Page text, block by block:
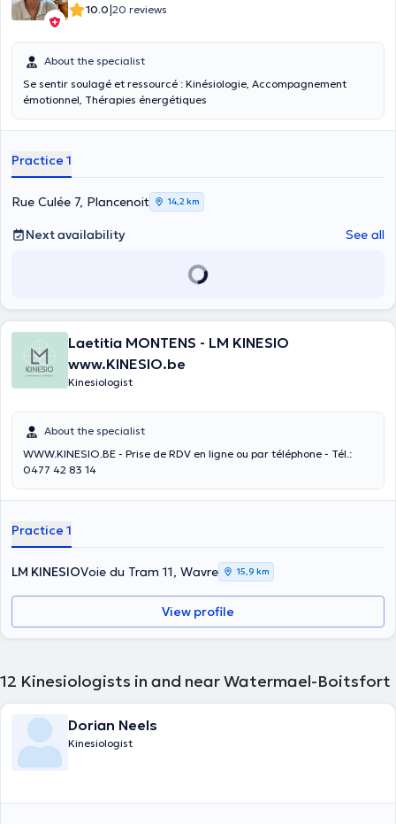
10.0|20 reviews
About the specialist
Se sentir soulagé et ressourcé : Kinésiologie, Accompagnement
émotionnel, Thérapies énergétiques
Practice 1
Rue Culée 7, Plancenoit 14,2 km
Next availability See all
Laetitia MONTENS - LM KINESIO
www.KINESIO.be
Kinesiologist
About the specialist
WWW.KINESIO.BE - Prise de RDV en ligne ou par téléphone - Tél.:
0477 42 83 14
Practice 1
LM KINESIOVoie du Tram 11, Wavre 15,9 km
View profile
12 Kinesiologists in and near Watermael-Boitsfort
Dorian Neels
Kinesiologist